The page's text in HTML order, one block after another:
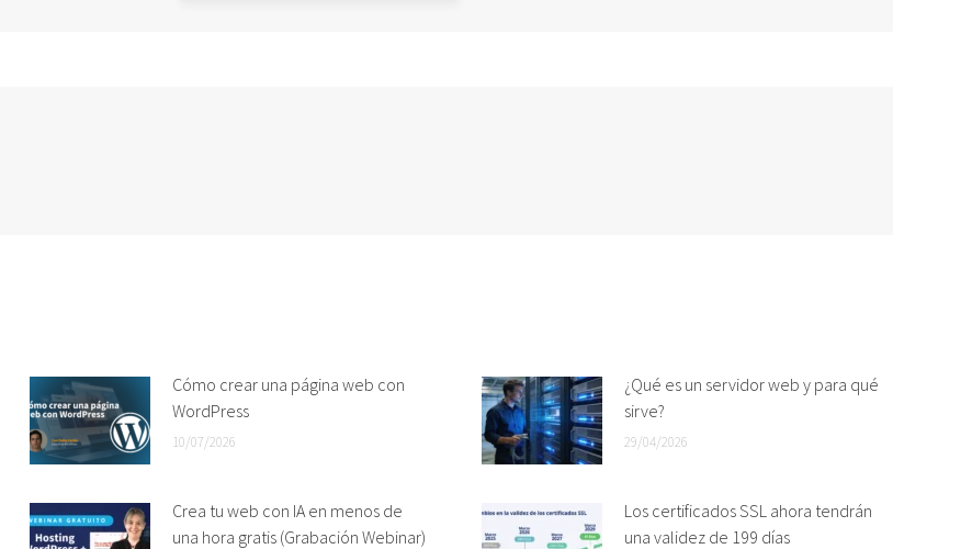
Cómo crear una página web con
WordPress
10/07/2026
¿Qué es un servidor web y para qué
sirve?
29/04/2026
Crea tu web con IA en menos de
una hora gratis (Grabación Webinar)
Los certificados SSL ahora tendrán
una validez de 199 días